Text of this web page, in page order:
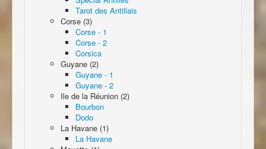
Tarot des Antillais
Corse (3)
Corse - 1
Corse - 2
Corsica
Guyane (2)
Guyane - 1
Guyane - 2
Ile de la Réunion (2)
Bourbon
Dodo
La Havane (1)
La Havane